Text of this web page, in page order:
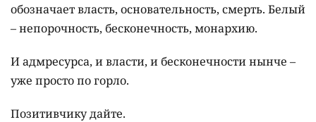
обозначает власть, основательность, смерть. Белый
– непорочность, бесконечность, монархию.
И адмресурса, и власти, и бесконечности нынче –
уже просто по горло.
Позитивчику дайте.